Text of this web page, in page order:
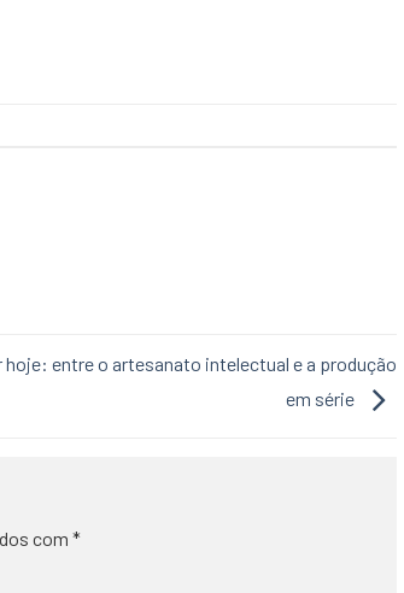
hoje: entre o artesanato intelectual e a produção
em série
com *